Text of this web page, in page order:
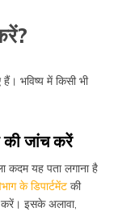
भविष्य में किसी भी
की जांच करें
कदम यह पता लगाना है
के डिपार्टमेंट की
करें। इसके अलावा,